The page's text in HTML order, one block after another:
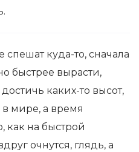
спешат куда-то, сначала
быстрее вырасти,
каких-то высот,
в мире, а время
как на быстрой
очнутся, глядь, а